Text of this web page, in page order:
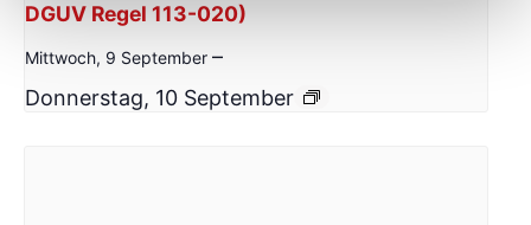
DGUV Regel 113-020)
Mittwoch, 9 September –
Donnerstag, 10 September